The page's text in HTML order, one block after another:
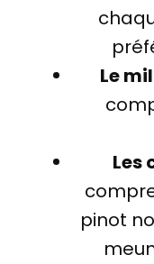
Le
Les
pinot